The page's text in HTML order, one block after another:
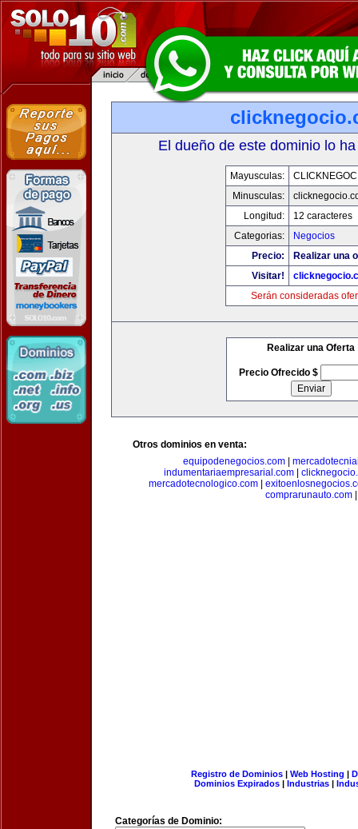
El dueño de este dominio lo
Mayusculas:
Minusculas:
Longitud:
12 caracteres
Categorias:
Negocios
Precio:
Realizar una
Visitar!
Serán consideradas
Realizar una Oferta
Precio Ofrecido $
Otros dominios en venta:
equipodenegocios.com|
indumentariaempresarial.com
mercadotecnologico.com
comprarunauto.com|
Registro de Dominios| Web Hosting |
Dominios Expirados | Industrias |
Categorías de Dominio: